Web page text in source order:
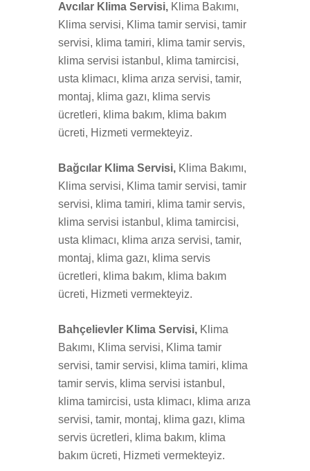
Avcılar Klima Servisi, Klima Bakımı,
Klima servisi, Klima tamir servisi, tamir
servisi, klima tamiri, klima tamir servis,
klima servisi istanbul, klima tamircisi,
usta klimacı, klima arıza servisi, tamir,
montaj, klima gazı, klima servis
ücretleri, klima bakım, klima bakım
ücreti, Hizmeti vermekteyiz.
Bağcılar Klima Servisi, Klima Bakımı,
Klima servisi, Klima tamir servisi, tamir
servisi, klima tamiri, klima tamir servis,
klima servisi istanbul, klima tamircisi,
usta klimacı, klima arıza servisi, tamir,
montaj, klima gazı, klima servis
ücretleri, klima bakım, klima bakım
ücreti, Hizmeti vermekteyiz.
Bahçelievler Klima Servisi, Klima
Bakımı, Klima servisi, Klima tamir
servisi, tamir servisi, klima tamiri, klima
tamir servis, klima servisi istanbul,
klima tamircisi, usta klimacı, klima arıza
servisi, tamir, montaj, klima gazı, klima
servis ücretleri, klima bakım, klima
bakım ücreti, Hizmeti vermekteyiz.